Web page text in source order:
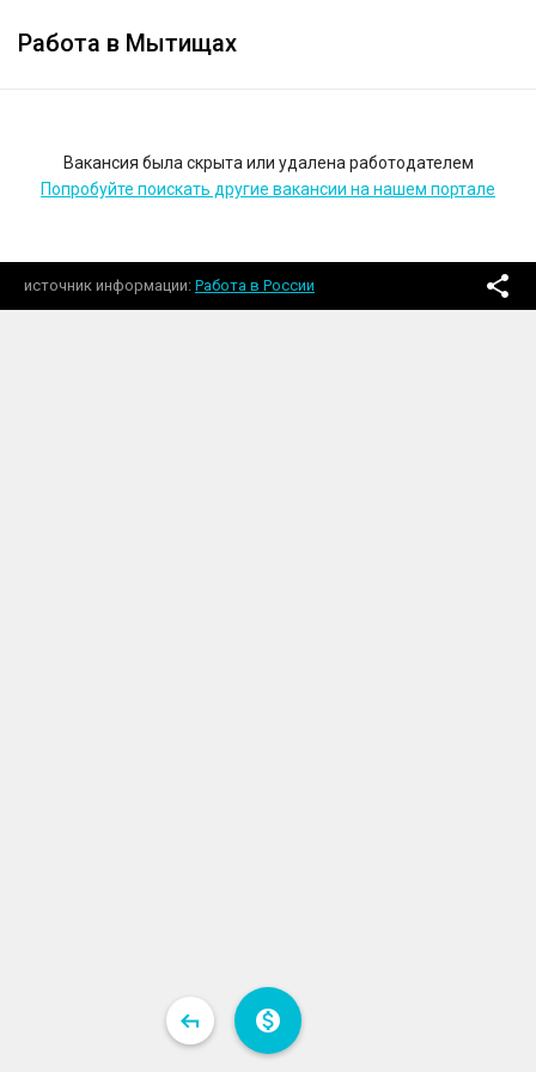
Работа в Мытищах
Вакансия была скрыта или удалена работодателем
Попробуйте поискать другие вакансии на нашем портале
источник информации Работа в России